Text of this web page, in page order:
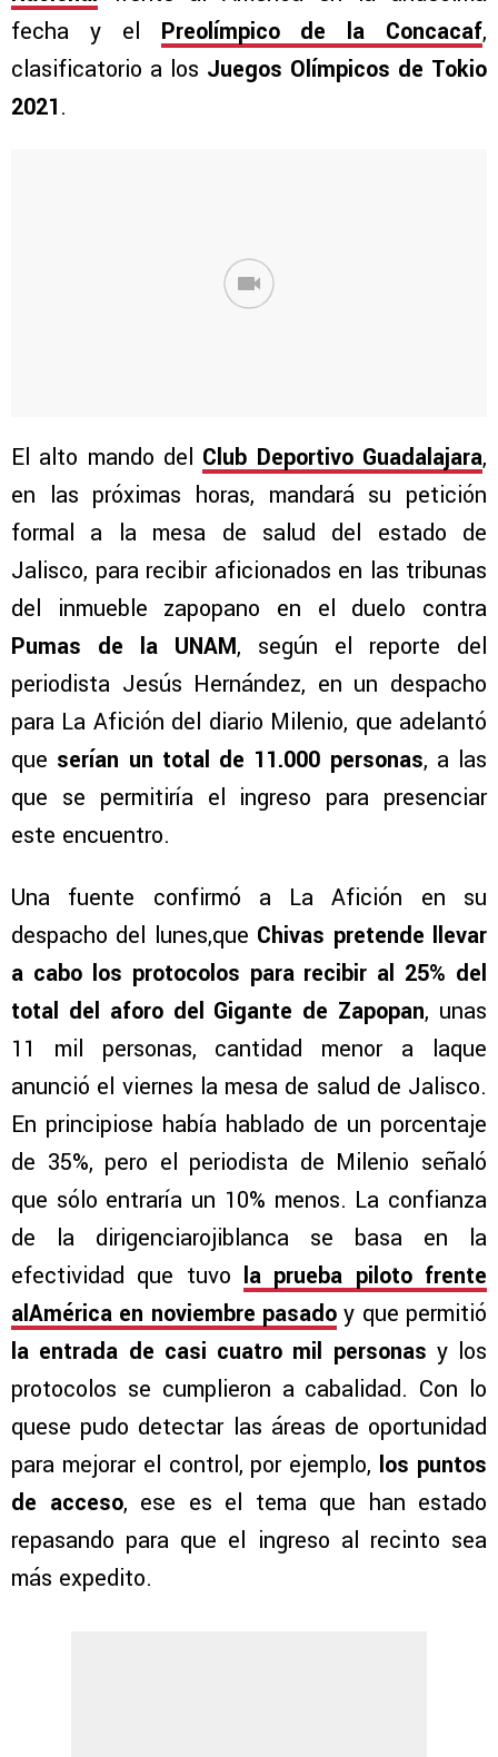
fecha y el Preolímpico de la Concacaf,
clasificatorio a los Juegos Olímpicos de Tokio
2021.
El alto mando del Club Deportivo Guadalajara,
en las próximas horas, mandará su petición
formal a la mesa de salud del estado de
Jalisco, para recibir aficionados en las tribunas
del inmueble zapopano en el duelo contra
Pumas de la UNAM, según el reporte del
periodista Jesús Hernández, en un despacho
para La Afición del diario Milenio, que adelantó
que serían un total de 11.000 personas, a las
que se permitiría el ingreso para presenciar
este encuentro.
Una fuente confirmó a La Afición en su
despacho del lunes,que Chivas pretende llevar
a cabo los protocolos para recibir al 25% del
total del aforo del Gigante de Zapopan, unas
11 mil personas, cantidad menor a laque
anunció el viernes la mesa de salud de Jalisco.
En principiose había hablado de un porcentaje
de 35%, pero el periodista de Milenio señaló
que sólo entraría un 10% menos. La confianza
de la dirigenciarojiblanca se basa en la
efectividad que tuvo la prueba piloto frente
alAmérica en noviembre pasado y que permitió
la entrada de casi cuatro mil personas y los
protocolos se cumplieron a cabalidad. Con lo
quese pudo detectar las áreas de oportunidad
para mejorar el control, por ejemplo, los puntos
de acceso, ese es el tema que han estado
repasando para que el ingreso al recinto sea
más expedito.